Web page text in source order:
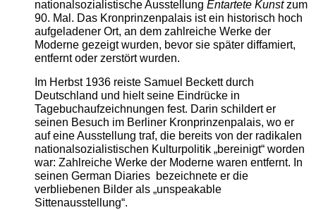
nationalsozialistische Ausstellung Entartete Kunstzum
90. Mal. Das Kronprinzenpalais ist ein historisch hoch
aufgeladener Ort, an dem zahlreiche Werke der
Moderne gezeigt wurden, bevor sie später diffamiert,
entfernt oder zerstört wurden.
Im Herbst 1936 reiste Samuel Beckett durch
Deutschland und hielt seine Eindrücke in
Tagebuchaufzeichnungen fest. Darin schildert er
seinen Besuch im Berliner Kronprinzenpalais, wo er
auf eine Ausstellung traf, die bereits von der radikalen
nationalsozialistischen Kulturpolitik „bereinigt“ worden
war: Zahlreiche Werke der Moderne waren entfernt. In
seinen German Diaries bezeichnete er die
verbliebenen Bilder als „unspeakable
Sittenausstellung“.